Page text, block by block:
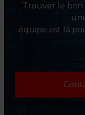
Trouver le bon
équipe est là